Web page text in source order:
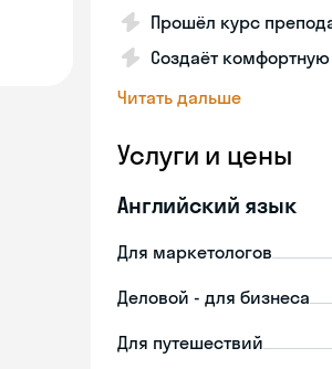
Прошёл курс
Создаёт
Читать дальше
Услуги и цены
Английский язык
Для маркетологов
Деловой - для бизнеса
Для путешествий